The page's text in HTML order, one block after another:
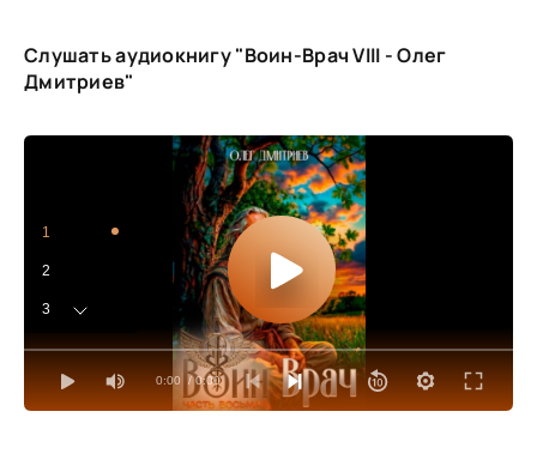
Слушать аудиокнигу "Воин-Врач VIII - Олег
Дмитриев"
0:00 / 0:00
1
2
3
4